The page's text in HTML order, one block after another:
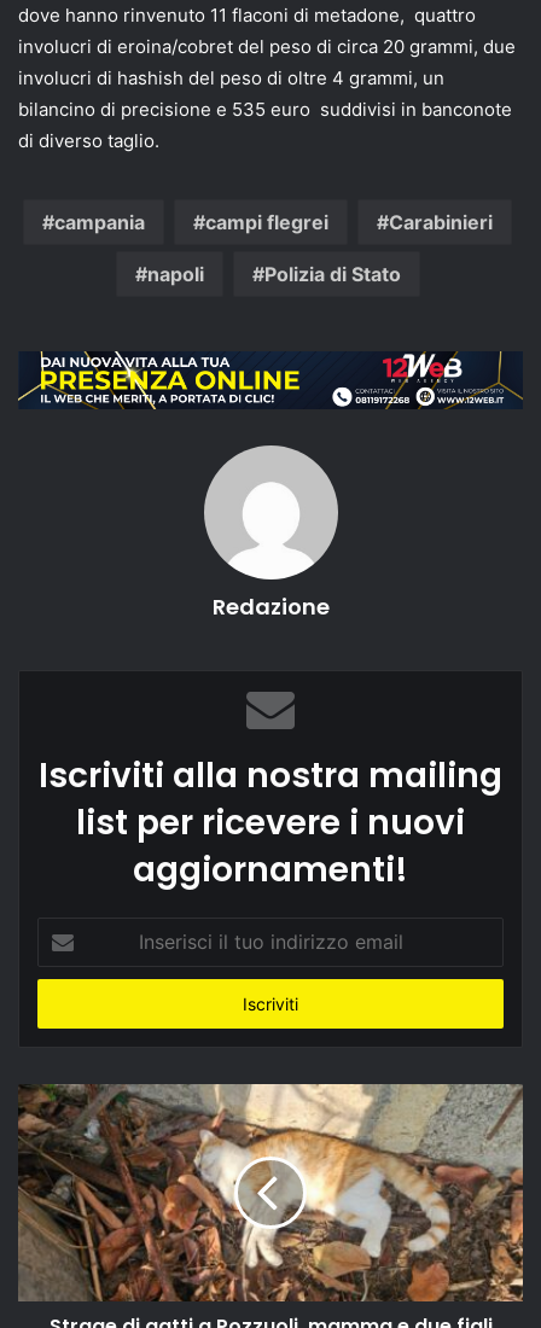
dove hanno rinvenuto 11 flaconi di metadone, quattro
involucri di eroina/cobret del peso di circa 20 grammi, due
involucri di hashish del peso di oltre 4 grammi, un
bilancino di precisione e 535 euro suddivisi in banconote
di diverso taglio.
campania campi flegrei Carabinieri
napoli Polizia di Stato
Redazione
Iscriviti alla nostra mailing
list per ricevere i nuovi
aggiornamenti!
tuo
email